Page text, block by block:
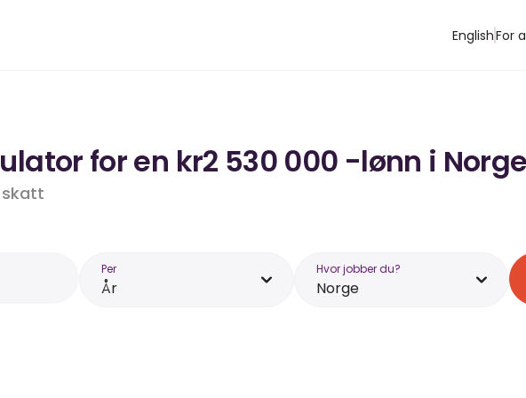
EnglishFor
for en kr2 530 000 -lønn i
skatt
Per
År
Hvor jobber du?
Norge